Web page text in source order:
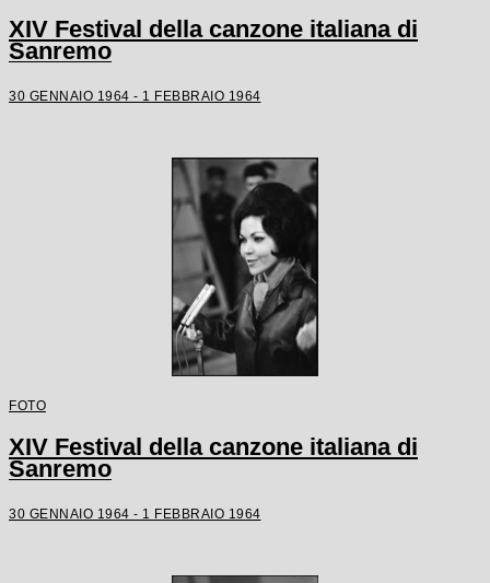
XIV Festival della canzone italiana di
Sanremo
30 GENNAIO 1964 - 1 FEBBRAIO 1964
FOTO
XIV Festival della canzone italiana di
Sanremo
30 GENNAIO 1964 - 1 FEBBRAIO 1964